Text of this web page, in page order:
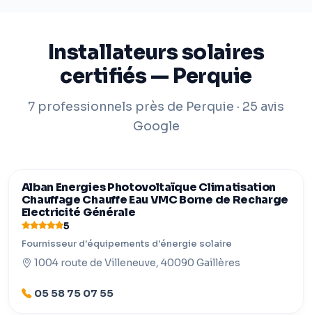
Installateurs solaires
certifiés — Perquie
7 professionnels près de Perquie · 25 avis
Google
Alban Energies Photovoltaïque Climatisation
Chauffage Chauffe Eau VMC Borne de Recharge
Electricité Générale
5
Fournisseur d'équipements d'énergie solaire
1004 route de Villeneuve, 40090 Gaillères
05 58 75 07 55